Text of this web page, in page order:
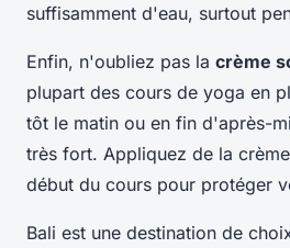
suffisamment d'eau, surtout
Enfin, n'oubliez pas la crème
plupart des cours de yoga en
tôt le matin ou en fin d'après-
très fort. Appliquez de la
début du cours pour protéger
Bali est une destination de